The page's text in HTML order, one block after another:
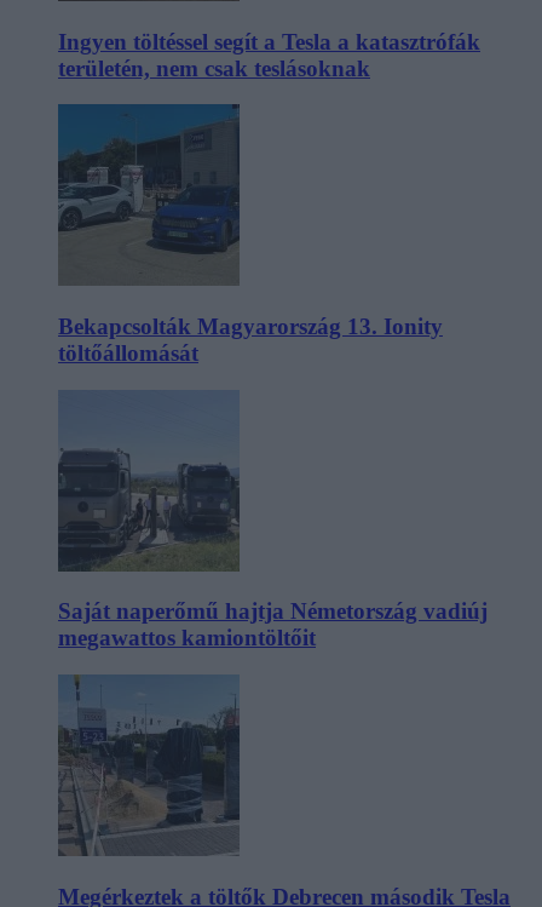
Ingyen töltéssel segít a Tesla a katasztrófák
területén, nem csak teslásoknak
Bekapcsolták Magyarország 13. Ionity
töltőállomását
Saját naperőmű hajtja Németország vadiúj
megawattos kamiontöltőit
Megérkeztek a töltők Debrecen második Tesla